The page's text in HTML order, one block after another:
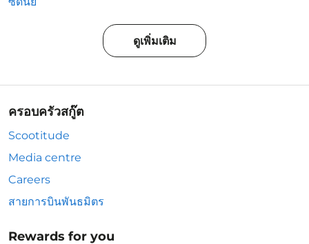
ดูเพิ่มเติม
ครอบครัวสกู๊ต
Scootitude
Media centre
Careers
สายการบินพันธมิตร
Rewards for you